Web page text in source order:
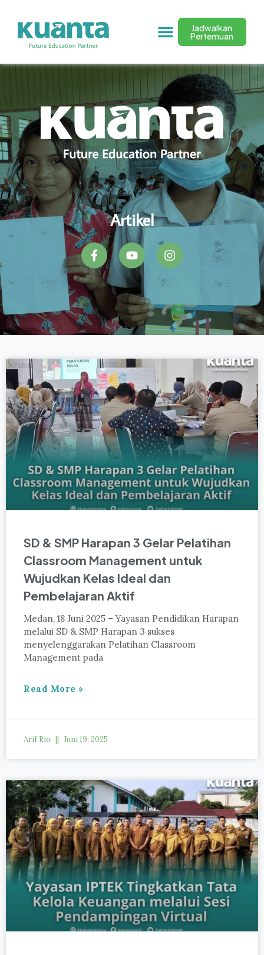
Jadwalkan
Pertemuan
Artikel
SD & SMP Harapan 3 Gelar Pelatihan
Classroom Management untuk
Wujudkan Kelas Ideal dan
Pembelajaran Aktif
Medan, 18 Juni 2025 – Yayasan Pendidikan Harapan
melalui SD & SMP Harapan 3 sukses
menyelenggarakan Pelatihan Classroom
Management pada
Read More »
Arif Rio Juni 19, 2025